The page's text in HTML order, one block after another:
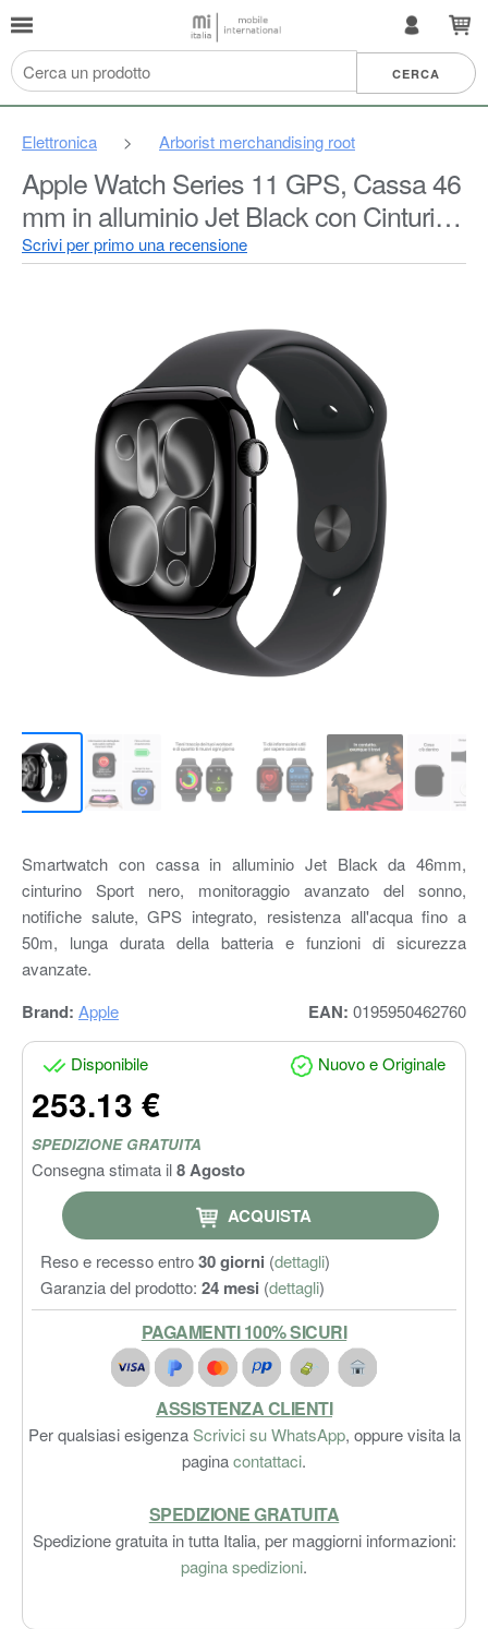
Elettronica > Arborist merchandising root
Apple Watch Series 11 GPS, Cassa 46
mm in alluminio Jet Black con Cinturino
Sport nero - M/L
Scrivi per primo una recensione
Smartwatch con cassa in alluminio Jet Black da 46mm,
cinturino Sport nero, monitoraggio avanzato del sonno,
notifiche salute, GPS integrato, resistenza all'acqua fino a
50m, lunga durata della batteria e funzioni di sicurezza
avanzate.
Brand: Apple EAN: 0195950462760
Disponibile Nuovo e Originale
253.13 €
SPEDIZIONE GRATUITA
Consegna stimata il8 Agosto
ACQUISTA
Reso e recesso entro30 giorni (dettagli)
Garanzia del prodotto: 24 mesi (dettagli)
PAGAMENTI 100% SICURI
ASSISTENZA CLIENTI
Per qualsiasi esigenzaScrivici su WhatsApp, oppure visita la
paginacontattaci.
SPEDIZIONE GRATUITA
Spedizione gratuita in tutta Italia, per maggiorni informazioni:
pagina spedizioni.